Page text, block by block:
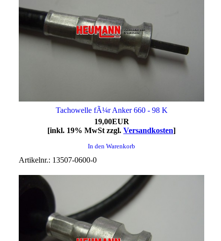
Tachowelle fÃ¼r Anker 660 - 98 K
19,00EUR
[inkl. 19% MwSt zzgl. Versandkosten]
In den Warenkorb
Artikelnr.: 13507-0600-0